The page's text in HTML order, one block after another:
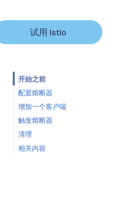
试用 Istio
开始之前
配置熔断器
增加一个客户端
触发熔断器
清理
相关内容